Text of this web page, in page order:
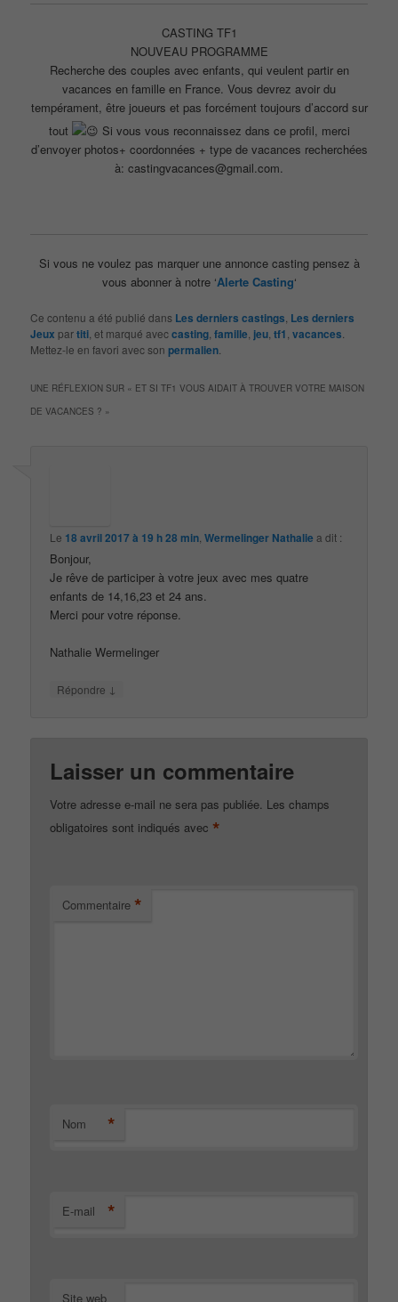
CASTING TF1
NOUVEAU PROGRAMME
Recherche des couples avec enfants, qui veulent partir en
vacances en famille en France. Vous devrez avoir du
tempérament, être joueurs et pas forcément toujours d’accord sur
tout
Si vous vous reconnaissez dans ce profil, merci
d’envoyer photos+ coordonnées + type de vacances recherchées
à: castingvacances@gmail.com.
Si vous ne voulez pas marquer une annonce casting pensez à
vous abonner à notre ‘Alerte Casting‘
Ce contenu a été publié dans Les derniers castings Les derniers
Jeux partiti , et marqué aveccasting ,famille jeu ,tf1 ,vacances
Mettez-le en favori avec sonpermalien
UNE RÉFLEXION SUR « ET SI TF1 VOUS AIDAIT À TROUVER VOTRE MAISON
DE VACANCES ? »
Le 18 avril 2017 à 19 h 28 min ,Wermelinger Nathalie a dit :
Bonjour,
Je rêve de participer à votre jeux avec mes quatre
enfants de 14,16,23 et 24 ans.
Merci pour votre réponse.
Nathalie Wermelinger
Répondre ↓
Laisser un commentaire
Votre adresse e-mail ne sera pas publiée. Les champs
obligatoires sont indiqués avec *
Commentaire *
Nom *
E-mail *
Site web